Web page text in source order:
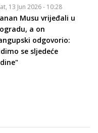
13 Jun 2026 - 10:28
Musu vrijeđali u
a on
odgovorio:
se sljedeće